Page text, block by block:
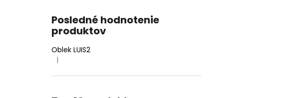
Posledné hodnotenie
produktov
Oblek LUIS2
Hodnotenie produktu je 4 z 5 hviezdičiek.
|